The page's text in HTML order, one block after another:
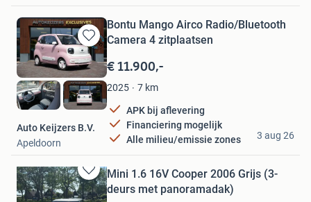
Bewaren
in
Mijn
Favorieten
Bontu Mango Airco Radio/Bluetooth
Camera 4 zitplaatsen
€ 11.900,-
2025 7 km
APK bij aflevering
Financiering mogelijk
Alle milieu/emissie zones
Auto Keijzers B.V.
Apeldoorn
3 aug 26
Bewaren
in
Mini 1.6 16V Cooper 2006 Grijs (3-
deurs met panoramadak)